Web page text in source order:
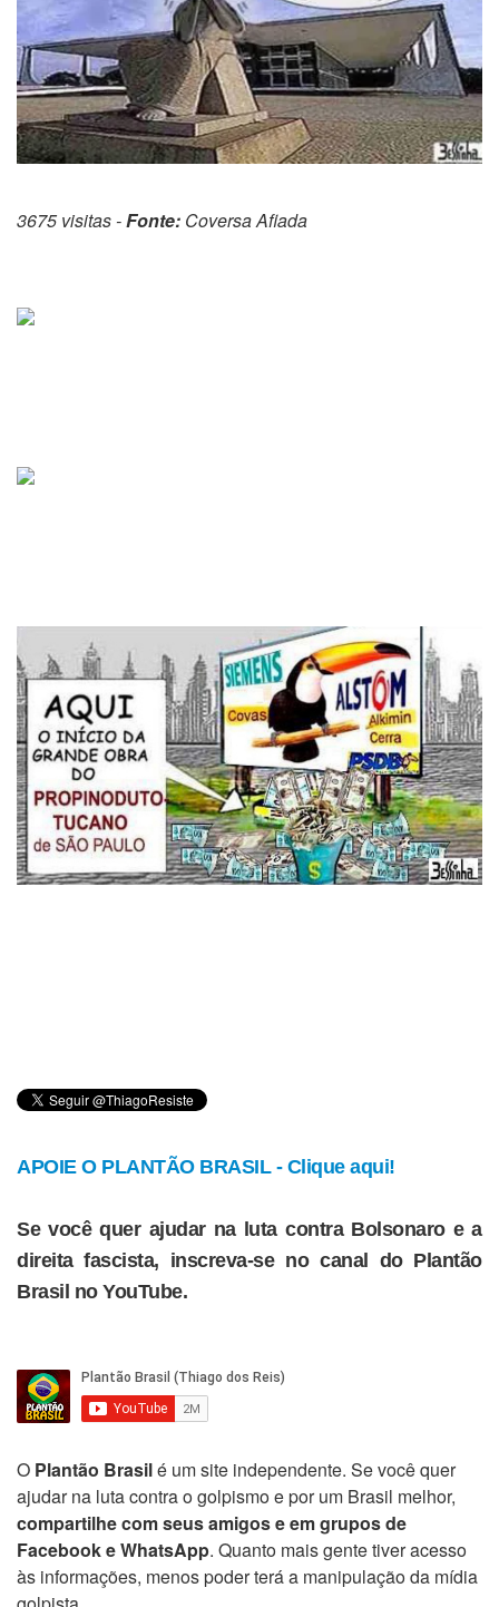
3675 visitas -Fonte: Coversa Afiada
APOIE O PLANTÃO BRASIL - Clique aqui!
Se você quer ajudar na luta contra Bolsonaro e a
direita fascista, inscreva-se no canal do Plantão
Brasil no YouTube.
O Plantão Brasilé um site independente. Se você quer
ajudar na luta contra o golpismo e por um Brasil melhor,
compartilhe com seus amigos e em grupos de
Facebook e WhatsApp. Quanto mais gente tiver acesso
às informações, menos poder terá a manipulação da mídia